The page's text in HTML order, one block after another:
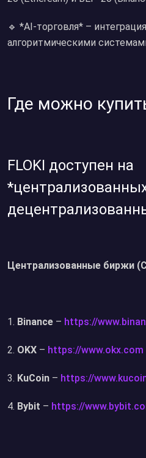
🔹 *AI-торговля* –
алгоритмическими
Где можно
FLOKI доступен на
Централизованные биржи
Binance – https://
OKX – https://www.okx.com
KuCoin – https://
Bybit – https://